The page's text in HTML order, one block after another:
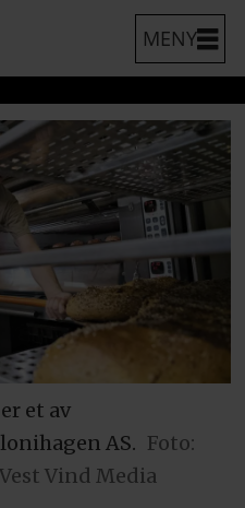
et av
AS. Foto:
Vind Media